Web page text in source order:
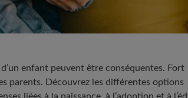
d’un enfant peuvent être conséquentes. Fort
parents. Découvrez les différentes options
liées à la naissance, à l’adoption et à